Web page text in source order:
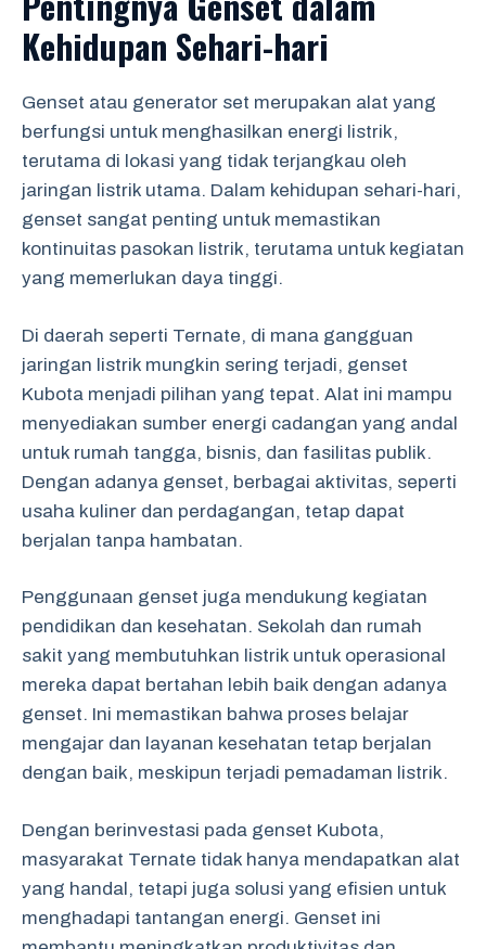
Kehidupan Sehari-hari
Genset atau generator set merupakan alat yang
berfungsi untuk menghasilkan energi listrik,
terutama di lokasi yang tidak terjangkau oleh
jaringan listrik utama. Dalam kehidupan sehari-hari,
genset sangat penting untuk memastikan
kontinuitas pasokan listrik, terutama untuk kegiatan
yang memerlukan daya tinggi.
Di daerah seperti Ternate, di mana gangguan
jaringan listrik mungkin sering terjadi, genset
Kubota menjadi pilihan yang tepat. Alat ini mampu
menyediakan sumber energi cadangan yang andal
untuk rumah tangga, bisnis, dan fasilitas publik.
Dengan adanya genset, berbagai aktivitas, seperti
usaha kuliner dan perdagangan, tetap dapat
berjalan tanpa hambatan.
Penggunaan genset juga mendukung kegiatan
pendidikan dan kesehatan. Sekolah dan rumah
sakit yang membutuhkan listrik untuk operasional
mereka dapat bertahan lebih baik dengan adanya
genset. Ini memastikan bahwa proses belajar
mengajar dan layanan kesehatan tetap berjalan
dengan baik, meskipun terjadi pemadaman listrik.
Dengan berinvestasi pada genset Kubota,
masyarakat Ternate tidak hanya mendapatkan alat
yang handal, tetapi juga solusi yang efisien untuk
menghadapi tantangan energi. Genset ini